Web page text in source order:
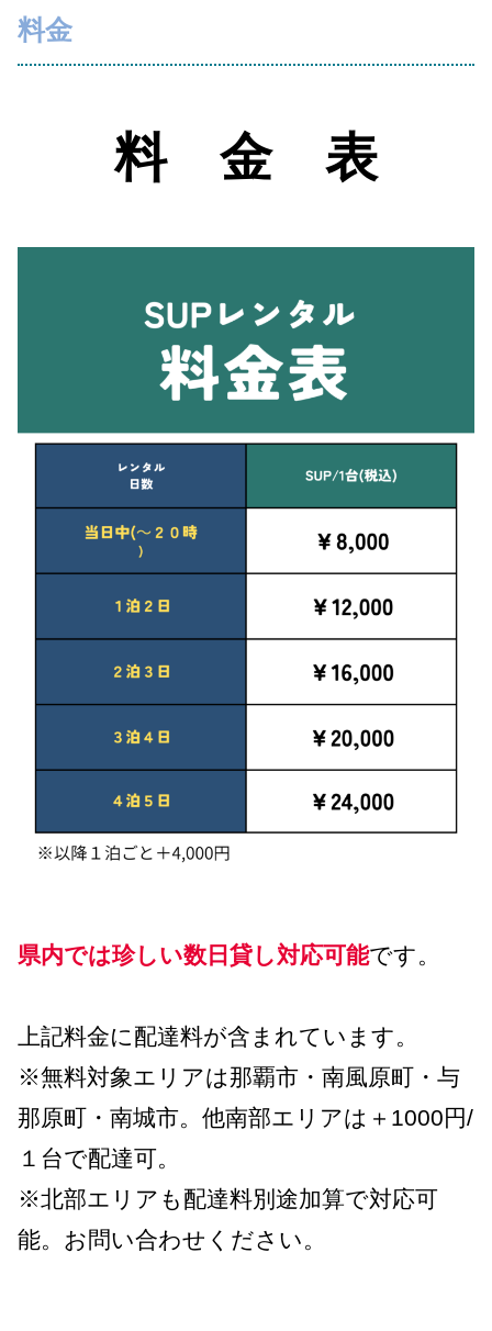
料金
料 金 表
県内では珍しい数日貸し対応可能です。
上記料金に配達料が含まれています。
※無料対象エリアは那覇市・南風原町・与
那原町・南城市。他南部エリアは＋1000円/
１台で配達可。
※北部エリアも配達料別途加算で対応可
能。お問い合わせください。